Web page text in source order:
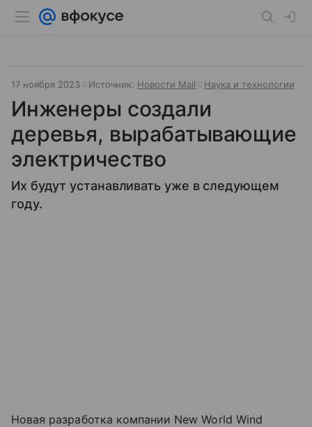
17 ноября 2023 Источник: Новости Mail Наука и технологии
Инженеры создали
деревья, вырабатывающие
электричество
Их будут устанавливать уже в следующем
году.
Новая разработка компании New World Wind